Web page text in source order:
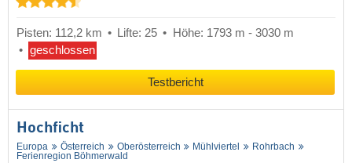
Pisten: 112,2 km Lifte: 25
Höhe: 1793 m - 3030 m
geschlossen
Testbericht
Hochficht
Europa Österreich Oberösterreich Mühlviertel
Rohrbach
Ferienregion Böhmerwald